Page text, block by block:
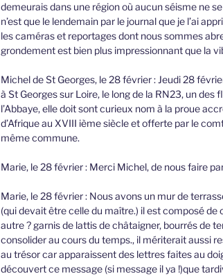
demeurais dans une région où aucun séisme ne
n’est que le lendemain par le journal que je l’ai
les caméras et reportages dont nous sommes
grondement est bien plus impressionnant que la
Michel de St Georges, le 28 février : Jeudi 28
à St Georges sur Loire, le long de la RN23, un
l’Abbaye, elle doit sont curieux nom à la proue
d’Afrique au XVIII ième siècle et offerte par le
même commune.
Marie, le 28 février : Merci Michel, de nous faire
Marie, le 28 février : Nous avons un mur de
(qui devait être celle du maître.) il est composé
autre ? garnis de lattis de châtaigner, bourrés de
consolider au cours du temps., il mériterait aussi
au trésor car apparaissent des lettres faites au
découvert ce message (si message il ya !)que